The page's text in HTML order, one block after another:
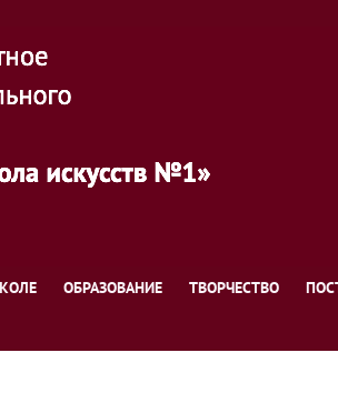
ОБРАЗОВАНИЕ ТВОРЧЕСТВО